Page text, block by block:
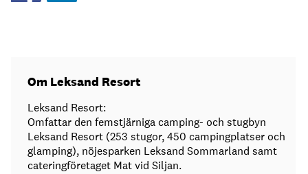
Om Leksand Resort
Leksand Resort:
Omfattar den femstjärniga camping- och stugbyn
Leksand Resort (253 stugor, 450 campingplatser och
glamping), nöjesparken Leksand Sommarland samt
cateringföretaget Mat vid Siljan.